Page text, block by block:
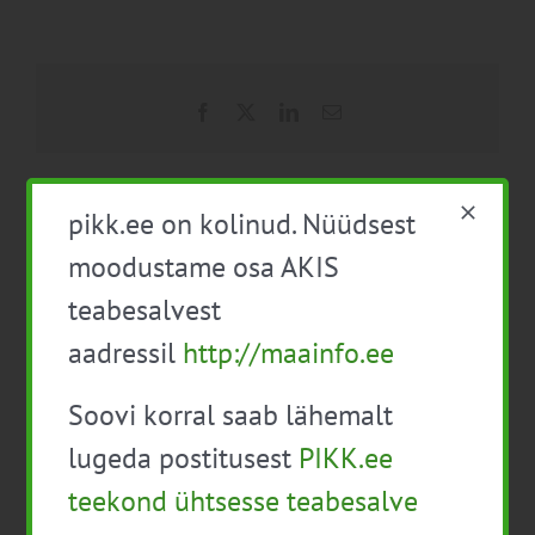
marjakasvatajatele
taotlemine Ida-Virumaal
pikk.ee on kolinud. Nüüdsest
moodustame osa AKIS
teabesalvest
aadressil http://maainfo.ee
Soovi korral saab lähemalt
lugeda postitusest PIKK.ee
teekond ühtsesse teabesalve